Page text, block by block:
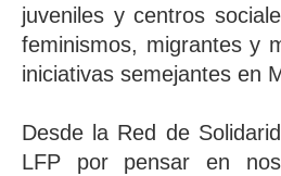
juveniles y centros
feminismos, migrantes y
iniciativas semejantes en
Desde la Red de
LFP por pensar en